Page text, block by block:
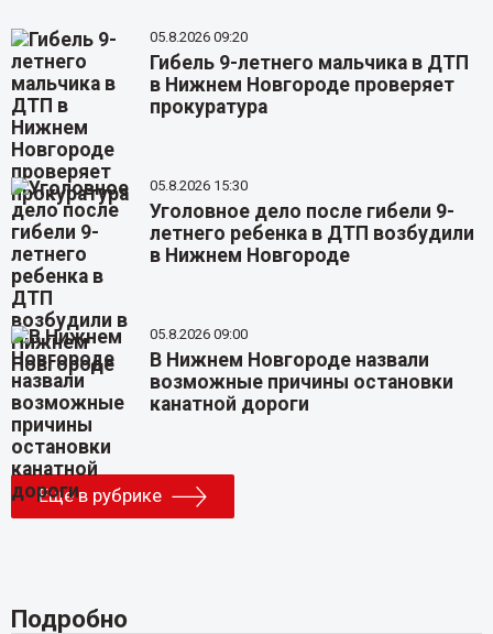
05.8.2026 09:20
Гибель 9-летнего мальчика в ДТП
в Нижнем Новгороде проверяет
прокуратура
05.8.2026 15:30
Уголовное дело после гибели 9-
летнего ребенка в ДТП возбудили
в Нижнем Новгороде
05.8.2026 09:00
В Нижнем Новгороде назвали
возможные причины остановки
канатной дороги
Еще в рубрике
Подробно